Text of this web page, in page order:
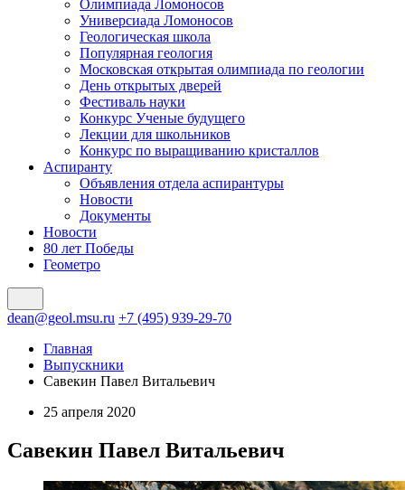
Олимпиада Ломоносов
Универсиада Ломоносов
Геологическая школа
Популярная геология
Московская открытая олимпиада по геологии
День открытых дверей
Фестиваль науки
Конкурс Ученые будущего
Лекции для школьников
Конкурс по выращиванию кристаллов
Аспиранту
Объявления отдела аспирантуры
Новости
Документы
Новости
80 лет Победы
Геометро
dean@geol.msu.ru +7 (495) 939-29-70
Главная
Выпускники
Савекин Павел Витальевич
25 апреля 2020
Савекин Павел Витальевич